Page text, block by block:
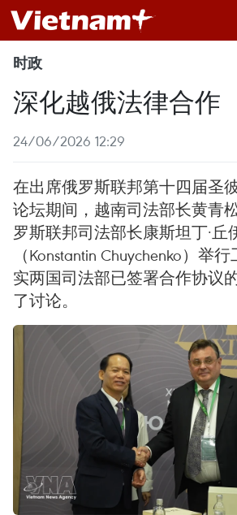
时政
深化越俄法律合作
24/06/2026 12:29
在出席俄罗斯联邦第十四届圣
论坛期间，越南司法部长黄青
罗斯联邦司法部长康斯坦丁·丘
（Konstantin Chuychenko）举
实两国司法部已签署合作协议
了讨论。